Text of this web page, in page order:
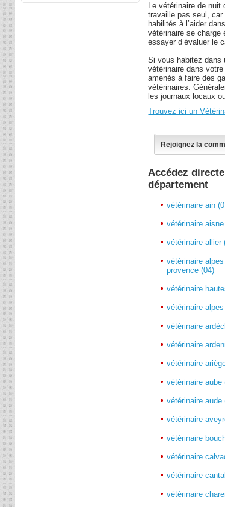
Le vétérinaire de
travaille pas seul,
habilités à l’aider
vétérinaire se charge
essayer d’évaluer le
Si vous habitez dans
vétérinaire dans
amenés à faire des
vétérinaires.
les journaux locaux
Trouvez ici un
Rejoignez la
Accédez
département
vétérinaire ain
vétérinaire
vétérinaire allier
vétérinaire
provence (04)
vétérinaire
vétérinaire
vétérinaire
vétérinaire
vétérinaire
vétérinaire aube
vétérinaire aude
vétérinaire
vétérinaire
vétérinaire
vétérinaire
vétérinaire